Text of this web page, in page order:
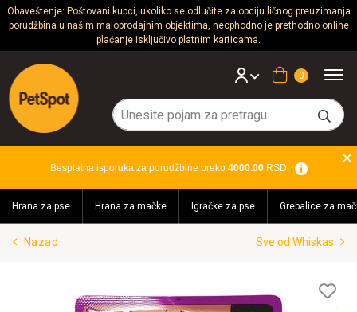
Obaveštenje: Poštovani kupci, ukoliko se odlučite za opciju ličnog preuzimanja
porudžbina u našim maloprodajnim objektima, neophodno je prethodno online
plaćanje isključivo platnim karticama.
Psi
Mačke
Glodari
Akvaristika
Teraristika
Brendovi
Korpa
Besplatna isporuka za porudžbine preko 4000.00RSD.
Hrana za pse Hrana za mačke Igračke za pse Grebalice za
Nazad Sve od Whiskas